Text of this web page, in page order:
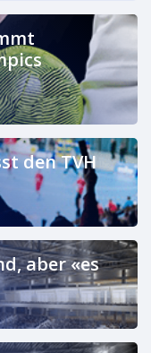
den TVH
aber «es